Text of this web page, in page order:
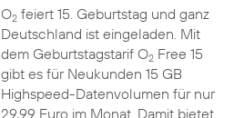
O2feiert 15. Geburtstag und ganz
Deutschland ist eingeladen. Mit
dem Geburtstagstarif O2Free 15
gibt es für Neukunden 15 GB
Highspeed-Datenvolumen für nur
29,99 Euro im Monat. Damit bietet